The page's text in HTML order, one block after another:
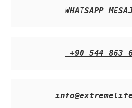
WHATSAPP
+90 544 863